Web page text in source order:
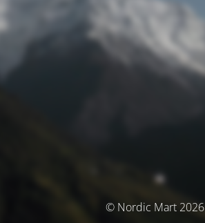
© Nordic Mart 2026